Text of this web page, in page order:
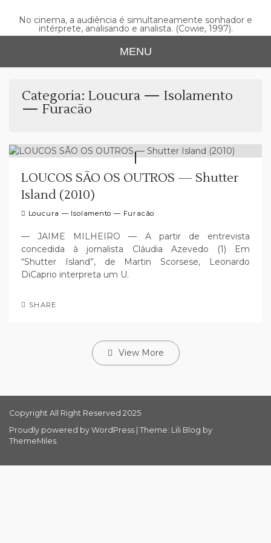
No cinema, a audiência é simultaneamente sonhador e
intérprete, analisando e analista. (Cowie, 1997).
MENU
Categoria: Loucura — Isolamento
— Furacão
LOUCOS SÃO OS OUTROS — Shutter
Island (2010)
Loucura — Isolamento — Furacão
— JAIME MILHEIRO — A partir de entrevista
concedida à jornalista Cláudia Azevedo (1) Em
“Shutter Island”, de Martin Scorsese, Leonardo
DiCaprio interpreta um U.
SHARE
View More
Copyright All Right Reserved 2025
Proudly powered by WordPress Theme: Lili Blog by
ThemeMiles